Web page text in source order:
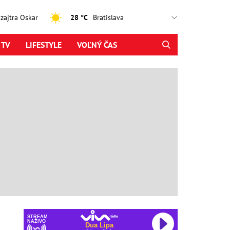
Oskar 28 °C
LIFESTYLE VOĽNÝ ČAS
STREAM
NAŽIVO
Dua Lipa